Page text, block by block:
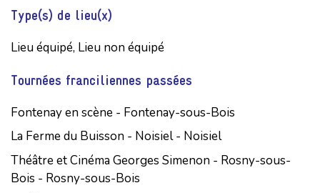
Type(s) de lieu(x)
Lieu équipé, Lieu non équipé
Tournées franciliennes passées
Fontenay en scène - Fontenay-sous-Bois
La Ferme du Buisson - Noisiel - Noisiel
Théâtre et Cinéma Georges Simenon - Rosny-sous-
Bois - Rosny-sous-Bois